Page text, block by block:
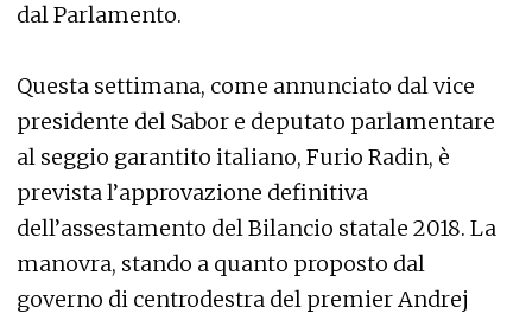
dal Parlamento.
Questa settimana, come annunciato dal vice
presidente del Sabor e deputato parlamentare
al seggio garantito italiano, Furio Radin, è
prevista l’approvazione definitiva
dell’assestamento del Bilancio statale 2018. La
manovra, stando a quanto proposto dal
governo di centrodestra del premier Andrej